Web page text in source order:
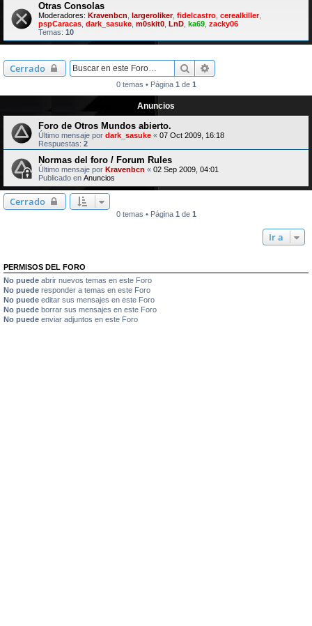
Otras Consolas
Moderadores: Kravenbcn largeroliker, fidelcastro cerealkiller,
pspCaracas dark_sasuke m0skit0 LnD ka69 zacky06
Temas: 10
Cerrado Buscar
0 temas • Página 1 de 1
Anuncios
Foro de Otros Mundos abierto.
Último mensaje por dark_sasuke « 07 Oct 2009, 16:18
Respuestas: 2
Normas del foro / Forum Rules
Último mensaje por Kravenbcn « 02 Sep 2009, 04:01
Publicado en Anuncios
Cerrado
0 temas • Página 1 de 1
Ir a
PERMISOS DEL FORO
No puede abrir nuevos temas en este Foro
No puede responder a temas en este Foro
No puede editar sus mensajes en este Foro
No puede borrar sus mensajes en este Foro
No puede enviar adjuntos en este Foro